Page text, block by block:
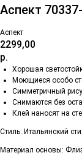
Аспект
Аспект
2299,00
р.
Хорошая
Моющиеся особо
Симметричный
Снимаются без
Клей наносят на
Стиль: Итальянский
Материал основы: